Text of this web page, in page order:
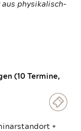
aus physikalisch-
(10 Termine,
+